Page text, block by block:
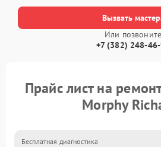
Вызвать
Или позвоните
+7 (382) 248-
Прайс лист на
Morphy
Бесплатная диагностика